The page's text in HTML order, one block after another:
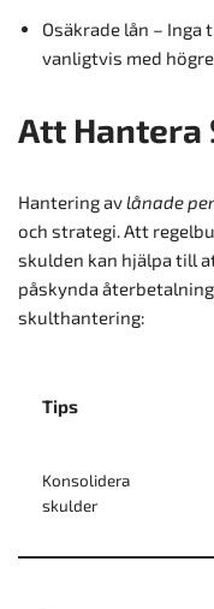
Osäkrade lån – Inga
vanligtvis med
Att
Hantering avlånade
och strategi. Att
skulden kan hjälpa till
påskynda
skulthantering:
Tips
Konsolidera
skulder